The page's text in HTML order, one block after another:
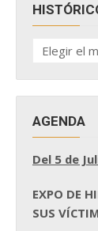
HISTÓRICO
DE
AGENDA
Del 5 de
EXPO DE
SUS